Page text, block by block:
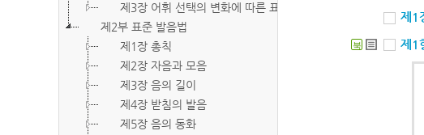
제3장 어휘 선택의 변화에 따른 표준어 규정
제2부 표준 발음법
제1장 총칙
제2장 자음과 모음
제3장 음의 길이
제4장 받침의 발음
제5장 음의 동화
제1
북 제1